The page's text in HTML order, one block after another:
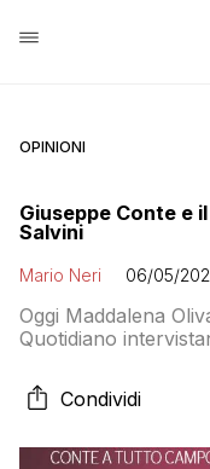
OPINIONI
Giuseppe Conte e
Salvini
Mario Neri 06/05/
Oggi Maddalena
Quotidiano
governo arriverà
agli italiani di
sempre più sotto
Condividi